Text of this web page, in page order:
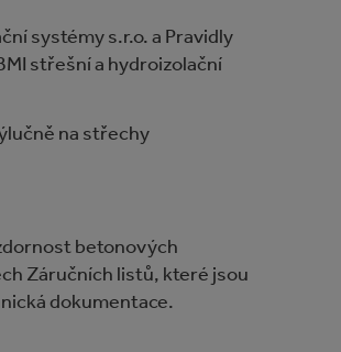
systémy s.r.o. a Pravidly
střešní a hydroizolační
na střechy
betonových
Záručních listů, které jsou
dokumentace.